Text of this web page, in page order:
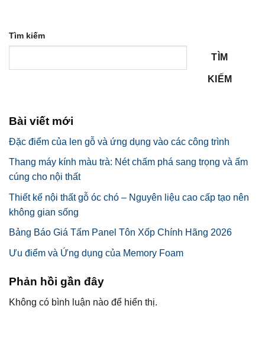
Tìm kiếm
TÌM
KIẾM
Bài viết mới
Đặc điểm của len gỗ và ứng dụng vào các công trình
Thang máy kính màu trà: Nét chấm phá sang trọng và ấm
cúng cho nội thất
Thiết kế nội thất gỗ óc chó – Nguyên liệu cao cấp tạo nên
không gian sống
Bảng Báo Giá Tấm Panel Tôn Xốp Chính Hãng 2026
Ưu điểm và Ứng dụng của Memory Foam
Phản hồi gần đây
Không có bình luận nào để hiển thị.